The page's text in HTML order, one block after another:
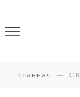
Главная